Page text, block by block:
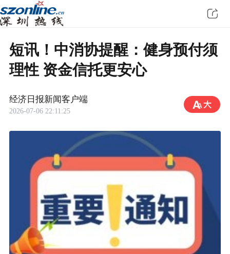
短讯！中消协提醒：健身预付须
理性 资金信托更安心
经济日报新闻客户端
2026-07-06 22:11:25